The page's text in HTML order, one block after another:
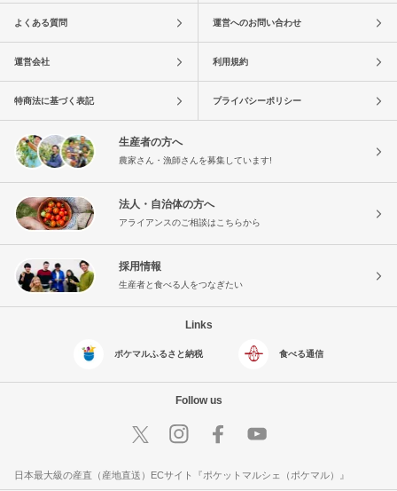
よくある質問 運営へのお問い合わせ
運営会社 利用規約
特商法に基づく表記 プライバシーポリシー
生産者の方へ
農家さん・漁師さんを募集しています!
法人・自治体の方へ
アライアンスのご相談はこちらから
採用情報
生産者と食べる人をつなぎたい
Links
ポケマルふるさと納税 食べる通信
Follow us
日本最大級の産直（産地直送）ECサイト『ポケットマルシェ（ポケマル）』